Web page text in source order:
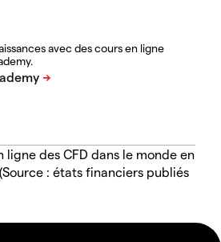
avec des cours en ligne
ligne des CFD dans le monde en
: états financiers publiés